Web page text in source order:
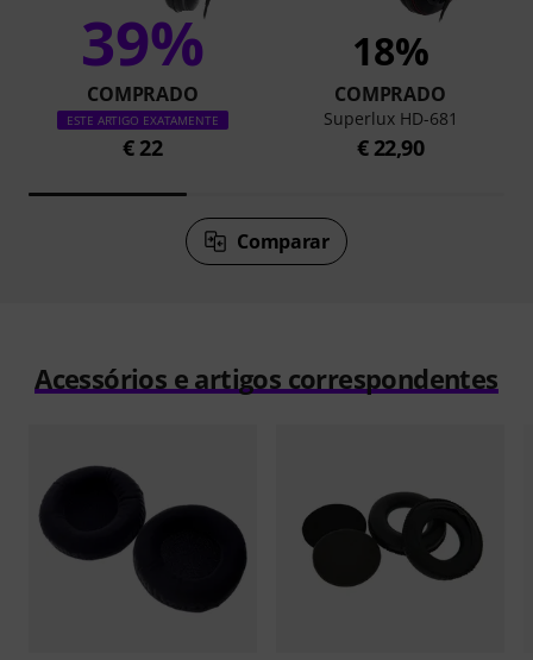
39%
COMPRADO
ESTE ARTIGO EXATAMENTE
€ 22
18%
COMPRADO
Superlux HD-681
€ 22,90
Comparar
Acessórios e artigos correspondentes